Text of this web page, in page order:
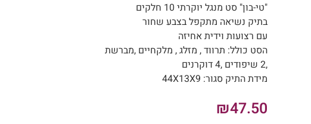
"טי-בון" סט מנגל יוקרתי 10 חלקים
בתיק נשיאה מתקפל בצבע שחור
עם רצועות וידית אחיזה
הסט כולל: תרווד , מזלג , מלקחיים ,מברשת
,2 שיפודים ,4 דוקרנים
מידת התיק סגור: 44X13X9
₪47.50